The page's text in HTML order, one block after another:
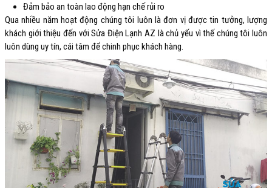
Đảm bảo an toàn lao động hạn chế rủi ro
Qua nhiều năm hoạt động chúng tôi luôn là đơn vị được tin tưởng, lượng
khách giới thiệu đến với Sửa Điện Lạnh AZ là chủ yếu vì thế chúng tôi luôn
luôn dùng uy tín, cái tâm để chinh phục khách hàng.